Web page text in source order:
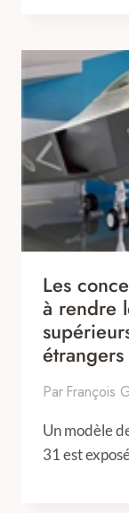
Les
à rendre
étrangers
Par François
Un modèle
31 est